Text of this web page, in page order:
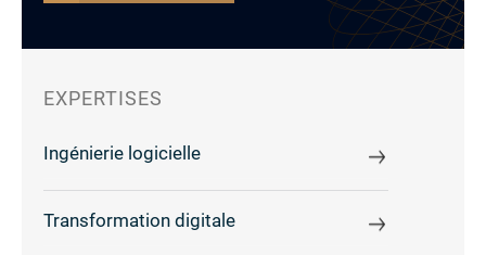
EXPERTISES
Ingénierie logicielle
Transformation digitale